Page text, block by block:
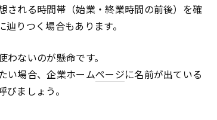
される時間帯（始業・終業時間の前後）を確
りつく場合もあります。
ないのが懸命です。
い場合、企業ホームページに名前が出ている
ましょう。